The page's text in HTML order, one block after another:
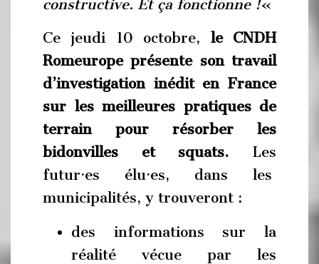
constructive. Et ça fonctionne !«
Ce jeudi 10 octobre, le CNDH
Romeurope présente son travail
d’investigation inédit en France
sur les meilleures pratiques de
terrain pour résorber les
bidonvilles et squats. Les
futur·es élu·es, dans les
municipalités, y trouveront :
des informations sur la
réalité vécue par les